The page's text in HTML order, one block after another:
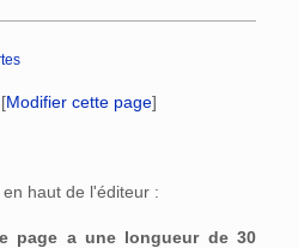
Modifier cette page]
haut de l'éditeur :
page a une longueur de 30